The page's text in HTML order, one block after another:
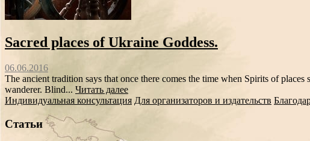
Sacred places of Ukraine Goddess.
06.06.2016
The ancient tradition says that once there comes the time when Spirits of
wanderer. Blind... Читать далее
Индивидуальная консультация Для организаторов и издательств
Статьи